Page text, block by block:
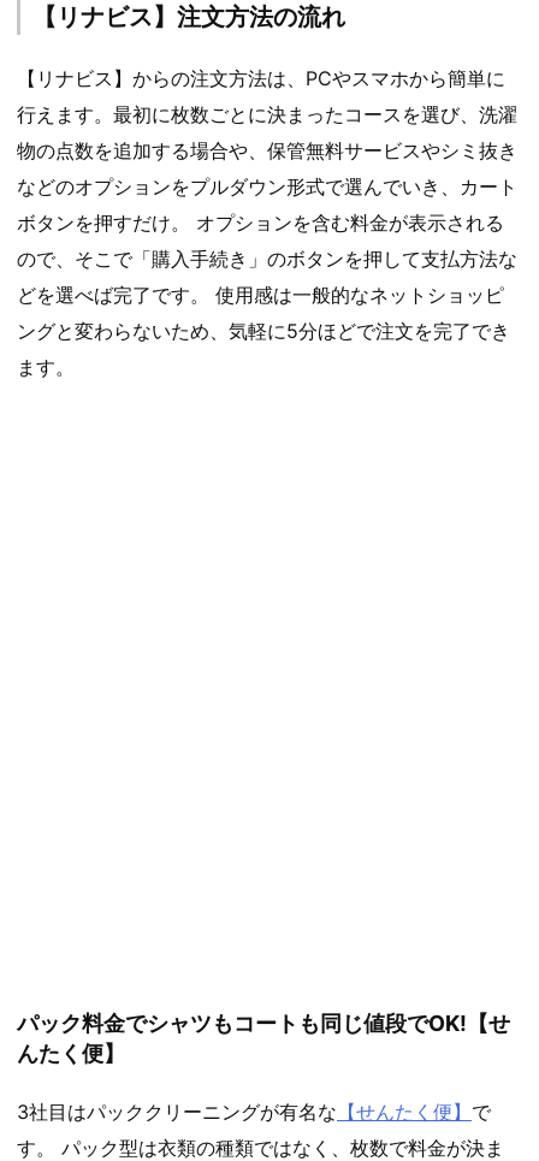
【リナビス】注文方法の流れ
【リナビス】からの注文方法は、PCやスマホから簡単に
行えます。最初に枚数ごとに決まったコースを選び、洗濯
物の点数を追加する場合や、保管無料サービスやシミ抜き
などのオプションをプルダウン形式で選んでいき、カート
ボタンを押すだけ。 オプションを含む料金が表示される
ので、そこで「購入手続き」のボタンを押して支払方法な
どを選べば完了です。 使用感は一般的なネットショッピ
ングと変わらないため、気軽に5分ほどで注文を完了でき
ます。
パック料金でシャツもコートも同じ値段でOK!【せ
んたく便】
3社目はパッククリーニングが有名な 【せんたく便】 で
す。 パック型は衣類の種類ではなく、枚数で料金が決ま